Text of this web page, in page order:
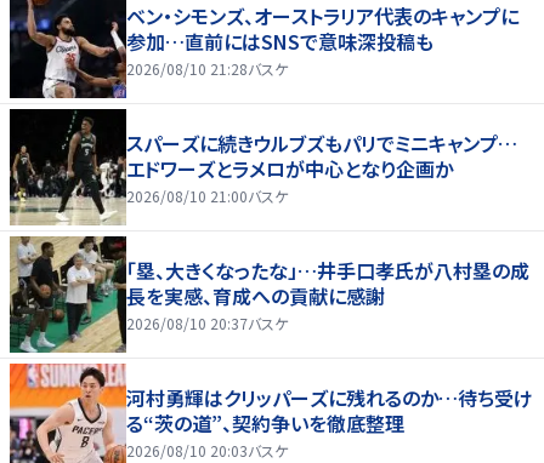
ベン・シモンズ、オーストラリア代表のキャンプに
参加…直前にはSNSで意味深投稿も
2026/08/10 21:28バスケ
スパーズに続きウルブズもパリでミニキャンプ…
エドワーズとラメロが中心となり企画か
2026/08/10 21:00バスケ
「塁、大きくなったな」…井手口孝氏が八村塁の成
長を実感、育成への貢献に感謝
2026/08/10 20:37バスケ
河村勇輝はクリッパーズに残れるのか…待ち受け
る“茨の道”、契約争いを徹底整理
2026/08/10 20:03バスケ